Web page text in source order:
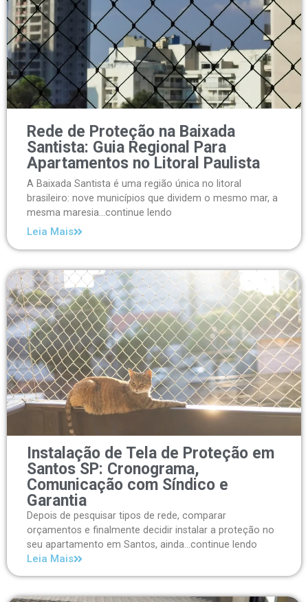
Rede de Proteção na Baixada
Santista: Guia Regional Para
Apartamentos no Litoral Paulista
A Baixada Santista é uma região única no litoral
brasileiro: nove municípios que dividem o mesmo mar, a
mesma maresia...continue lendo
Leia Mais
Instalação de Tela de Proteção em
Santos SP: Cronograma,
Comunicação com Síndico e
Garantia
Depois de pesquisar tipos de rede, comparar
orçamentos e finalmente decidir instalar a proteção no
seu apartamento em Santos, ainda...continue lendo
Leia Mais